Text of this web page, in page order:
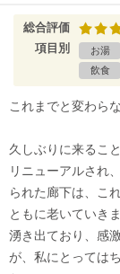
総合評価
項目別 お湯
飲食
これまでと
久しぶりに来るこ
リニューアルされ
られた廊下は、こ
ともに老いていき
湧き出ており、感
が、私にとっては